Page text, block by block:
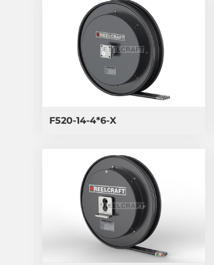
F520-14-4*6-X